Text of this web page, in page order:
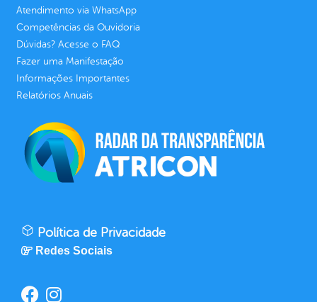
Atendimento via WhatsApp
Competências da Ouvidoria
Dúvidas? Acesse o FAQ
Fazer uma Manifestação
Informações Importantes
Relatórios Anuais
Política de Privacidade
Redes Sociais